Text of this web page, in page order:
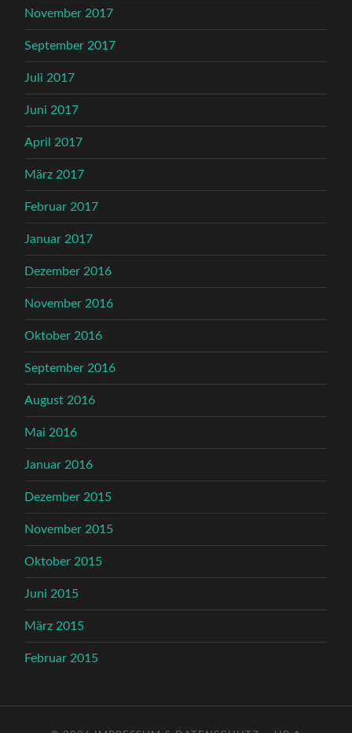
November 2017
September 2017
Juli 2017
Juni 2017
April 2017
März 2017
Februar 2017
Januar 2017
Dezember 2016
November 2016
Oktober 2016
September 2016
August 2016
Mai 2016
Januar 2016
Dezember 2015
November 2015
Oktober 2015
Juni 2015
März 2015
Februar 2015